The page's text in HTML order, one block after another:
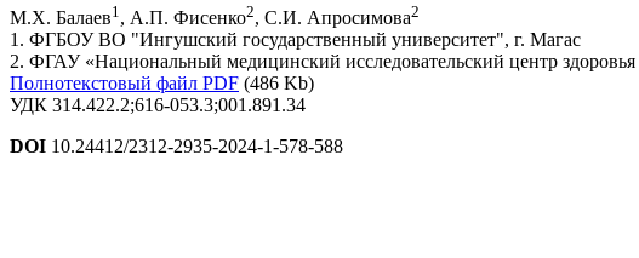
М.Х. Балаев1 , А.П. Фисенко2, С.И. Апросимова2
1. ФГБОУ ВО "Ингушский государственный университет", г. Магас
2. ФГАУ «Национальный медицинский исследовательский центр
Полнотекстовый файл PDF (486 Kb)
УДК 314.422.2;616-053.3;001.891.34
DOI 10.24412/2312-2935-2024-1-578-588